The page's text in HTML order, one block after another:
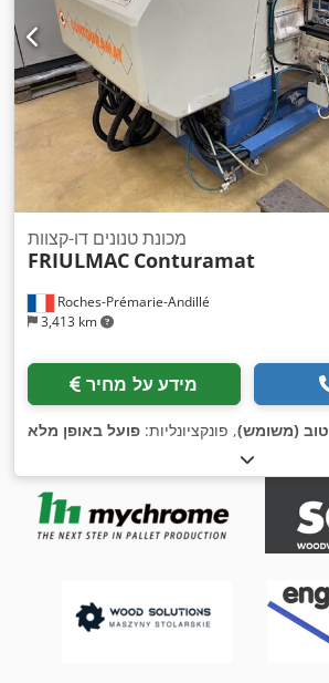
Roches-Prémarie-Andillé
3,413 km
מכונת טנונים דו-קצוות
FRIULMAC Conturamat
מידע על מחיר
טוב (משומש), פונקציונליות: פועל באופן מלא